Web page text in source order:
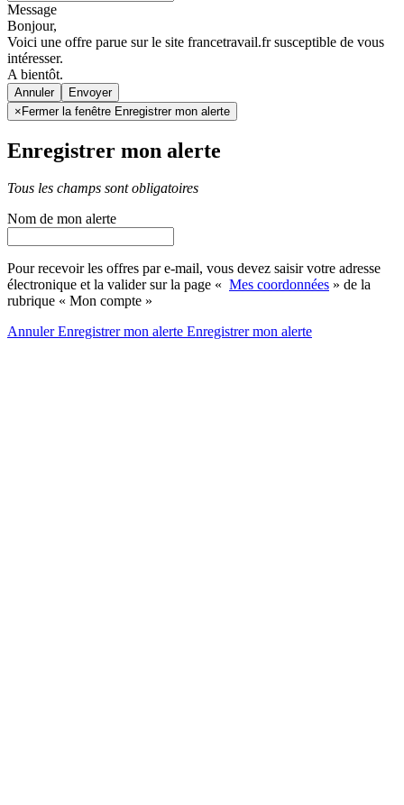
Message
Bonjour,
Voici une offre parue sur le site francetravail.fr susceptible de vous
intéresser.
A bientôt.
Annuler
×Fermer la fenêtre Enregistrer mon alerte
Enregistrer mon alerte
Tous les champs sont obligatoires
Nom de mon alerte
Pour recevoir les offres par e-mail, vous devez saisir votre adresse
électronique et la valider sur la page « Mes coordonnées » de la
rubrique « Mon compte »
AnnulerEnregistrer mon alerte Enregistrermon alerte